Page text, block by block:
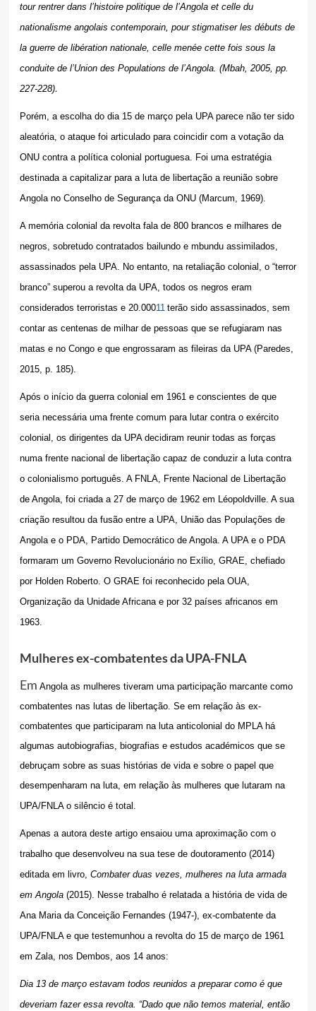
tour rentrer dans l’histoire politique de l’Angola et celle du
nationalisme angolais contemporain, pour stigmatiser les débuts de
la guerre de libération nationale, celle menée cette fois sous la
conduite de l’Union des Populations de l’Angola. (Mbah, 2005, pp.
227-228).
Porém, a escolha do dia 15 de março pela UPA parece não ter sido
aleatória, o ataque foi articulado para coincidir com a votação da
ONU contra a política colonial portuguesa. Foi uma estratégia
destinada a capitalizar para a luta de libertação a reunião sobre
Angola no Conselho de Segurança da ONU (Marcum, 1969).
A memória colonial da revolta fala de 800 brancos e milhares de
negros, sobretudo contratados bailundo e mbundu assimilados,
assassinados pela UPA. No entanto, na retaliação colonial, o “terror
branco” superou a revolta da UPA, todos os negros eram
considerados terroristas e 20.00011 terão sido assassinados, sem
contar as centenas de milhar de pessoas que se refugiaram nas
matas e no Congo e que engrossaram as fileiras da UPA (Paredes,
2015, p. 185).
Após o início da guerra colonial em 1961 e conscientes de que
seria necessária uma frente comum para lutar contra o exército
colonial, os dirigentes da UPA decidiram reunir todas as forças
numa frente nacional de libertação capaz de conduzir a luta contra
o colonialismo português. A FNLA, Frente Nacional de Libertação
de Angola, foi criada a 27 de março de 1962 em Léopoldville. A sua
criação resultou da fusão entre a UPA, União das Populações de
Angola e o PDA, Partido Democrático de Angola. A UPA e o PDA
formaram um Governo Revolucionário no Exílio, GRAE, chefiado
por Holden Roberto. O GRAE foi reconhecido pela OUA,
Organização da Unidade Africana e por 32 países africanos em
1963.
Mulheres ex-combatentes da UPA-FNLA
Em Angola as mulheres tiveram uma participação marcante como
combatentes nas lutas de libertação. Se em relação às ex-
combatentes que participaram na luta anticolonial do MPLA há
algumas autobiografias, biografias e estudos académicos que se
debruçam sobre as suas histórias de vida e sobre o papel que
desempenharam na luta, em relação às mulheres que lutaram na
UPA/FNLA o silêncio é total.
Apenas a autora deste artigo ensaiou uma aproximação com o
trabalho que desenvolveu na sua tese de doutoramento (2014)
editada em livro, Combater duas vezes, mulheres na luta armada
em Angola(2015). Nesse trabalho é relatada a história de vida de
Ana Maria da Conceição Fernandes (1947-), ex-combatente da
UPA/FNLA e que testemunhou a revolta do 15 de março de 1961
em Zala, nos Dembos, aos 14 anos:
Dia 13 de março estavam todos reunidos a preparar como é que
deveriam fazer essa revolta. “Dado que não temos material, então